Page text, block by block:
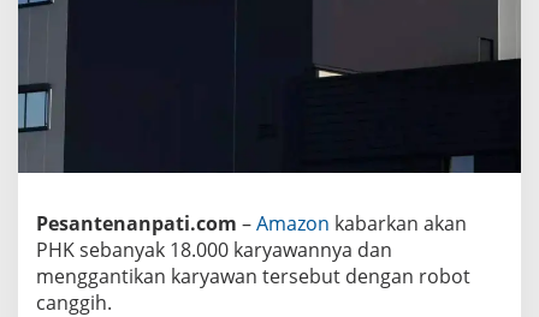
n
n
R
o
b
Pesantenanpati.com –Amazon kabarkan akan
PHK sebanyak 18.000 karyawannya dan
menggantikan karyawan tersebut dengan robot
canggih.